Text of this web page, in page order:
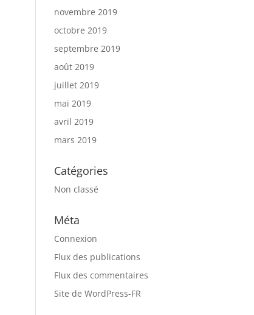
novembre 2019
octobre 2019
septembre 2019
août 2019
juillet 2019
mai 2019
avril 2019
mars 2019
Catégories
Non classé
Méta
Connexion
Flux des publications
Flux des commentaires
Site de WordPress-FR